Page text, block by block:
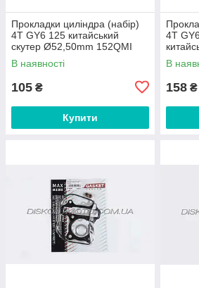
Прокладки циліндра (набір)
4T GY6 125 китайський
скутер Ø52,50mm 152QMI
SHANGZHI
В наявності
105 ₴
Купити
4T
В
158 ₴